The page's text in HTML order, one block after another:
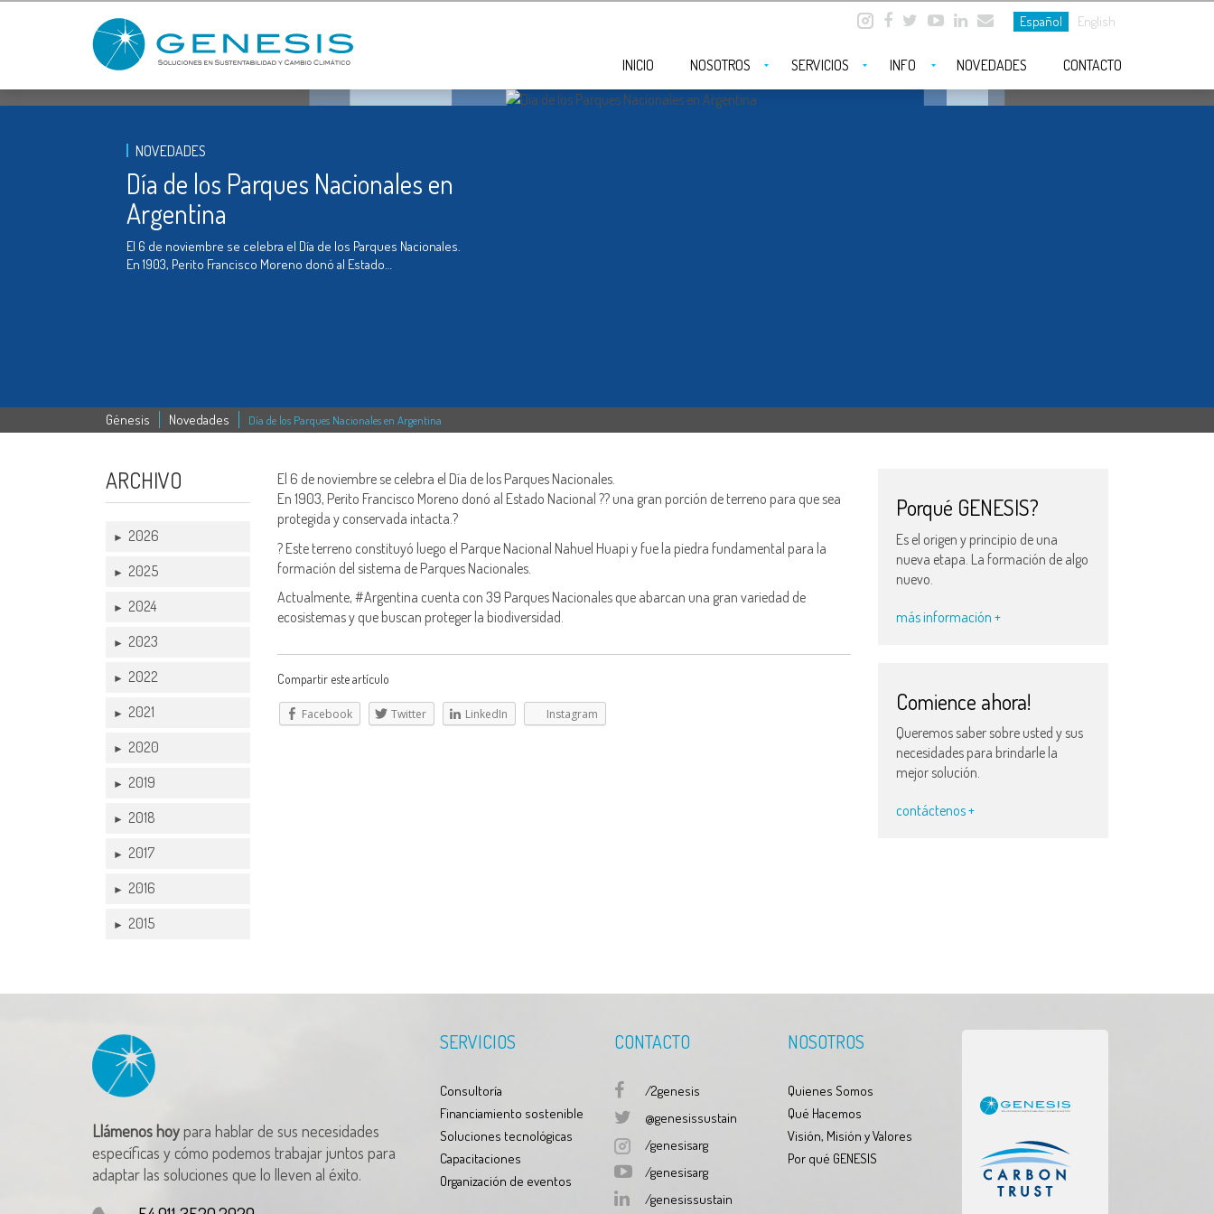
Español English
INICIO NOSOTROS SERVICIOS INFO NOVEDADES CONTACTO
NOVEDADES
Día de los Parques Nacionales en
Argentina
El 6 de noviembre se celebra el Día de los Parques Nacionales.
En 1903, Perito Francisco Moreno donó al Estado…
Génesis Novedades Día de los Parques Nacionales en Argentina
ARCHIVO
► 2026
► 2025
► 2024
► 2023
► 2022
► 2021
► 2020
► 2019
► 2018
► 2017
► 2016
► 2015
El 6 de noviembre se celebra el Día de los Parques Nacionales.
En 1903, Perito Francisco Moreno donó al Estado Nacional ?? una gran porción de terreno para que sea
protegida y conservada intacta.?
? Este terreno constituyó luego el Parque Nacional Nahuel Huapi y fue la piedra fundamental para la
formación del sistema de Parques Nacionales.
Actualmente, #Argentina cuenta con 39 Parques Nacionales que abarcan una gran variedad de
ecosistemas y que buscan proteger la biodiversidad.
Compartir este artículo
Facebook Twitter LinkedIn Instagram
Porqué GENESIS?
Es el origen y principio de una
nueva etapa. La formación de algo
nuevo.
más información +
Comience ahora!
Queremos saber sobre usted y sus
necesidades para brindarle la
mejor solución.
contáctenos +
Llámenos hoypara hablar de sus necesidades
específicas y cómo podemos trabajar juntos para
adaptar las soluciones que lo lleven al éxito.
SERVICIOS
Consultoría
Financiamiento sostenible
Soluciones tecnológicas
Capacitaciones
Organización de eventos
CONTACTO
/2genesis
@genesissustain
/genesisarg
/genesisarg
/genesissustain
NOSOTROS
Quienes Somos
Qué Hacemos
Visión, Misión y Valores
Por qué GENESIS